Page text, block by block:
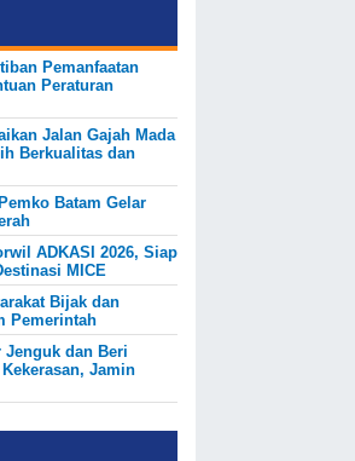
Pemanfaatan
Peraturan
Jalan Gajah Mada
Berkualitas dan
Batam Gelar
ADKASI 2026, Siap
MICE
Bijak dan
Pemerintah
Jenguk dan Beri
Jamin